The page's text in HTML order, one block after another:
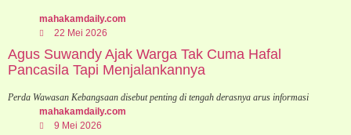
mahakamdaily.com
22 Mei 2026
Agus Suwandy Ajak Warga Tak Cuma Hafal
Pancasila Tapi Menjalankannya
Perda Wawasan Kebangsaan disebut penting di tengah derasnya arus informasi
mahakamdaily.com
9 Mei 2026